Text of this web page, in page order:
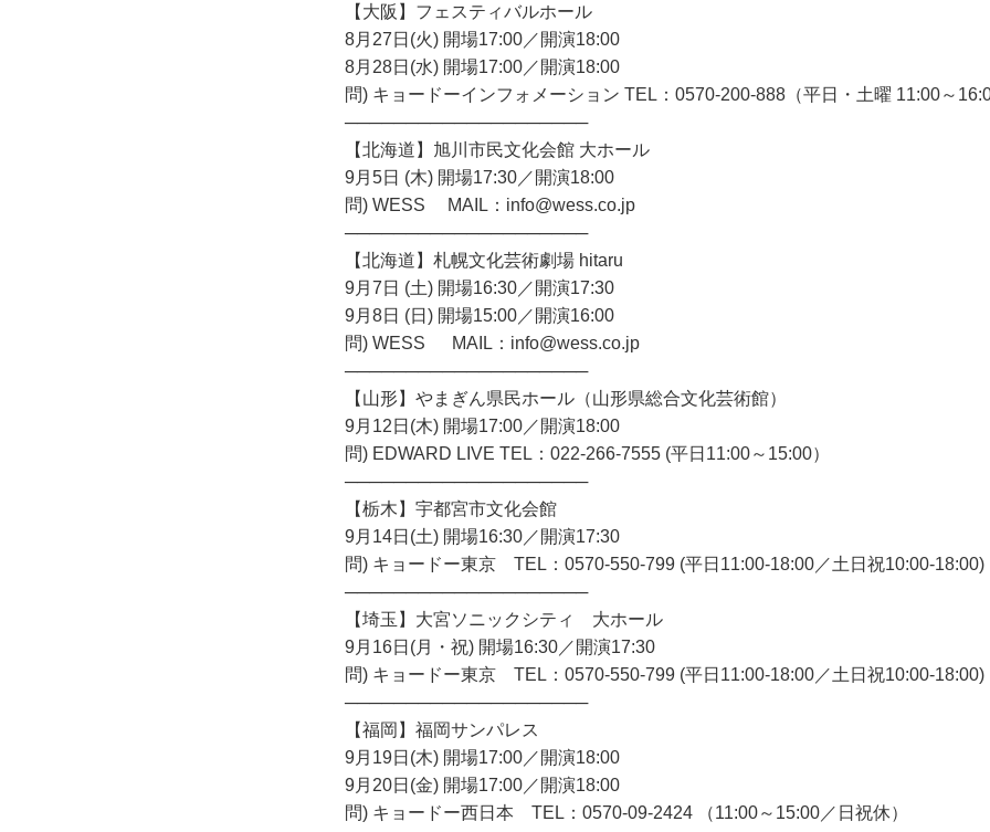
【大阪】フェスティバルホール
8月27日(火) 開場17:00／開演18:00
8月28日(水) 開場17:00／開演18:00
問) キョードーインフォメーション TEL：0570-200-888（平日・土曜 11:00～
────────────────────
【北海道】旭川市民文化会館 大ホール
9月5日 (木) 開場17:30／開演18:00
問) WESS MAIL：info@wess.co.jp
────────────────────
【北海道】札幌文化芸術劇場 hitaru
9月7日 (土) 開場16:30／開演17:30
9月8日 (日) 開場15:00／開演16:00
問) WESS MAIL：info@wess.co.jp
────────────────────
【山形】やまぎん県民ホール（山形県総合文化芸術館）
9月12日(木) 開場17:00／開演18:00
問) EDWARD LIVE TEL：022-266-7555 (平日11:00～15:00）
────────────────────
【栃木】宇都宮市文化会館
9月14日(土) 開場16:30／開演17:30
問) キョードー東京 TEL：0570-550-799 (平日11:00-18:00／土日祝10:00-18:00)
────────────────────
【埼玉】大宮ソニックシティ 大ホール
9月16日(月・祝) 開場16:30／開演17:30
問) キョードー東京 TEL：0570-550-799 (平日11:00-18:00／土日祝10:00-18:00)
────────────────────
【福岡】福岡サンパレス
9月19日(木) 開場17:00／開演18:00
9月20日(金) 開場17:00／開演18:00
問) キョードー西日本 TEL：0570-09-2424 （11:00～15:00／日祝休）